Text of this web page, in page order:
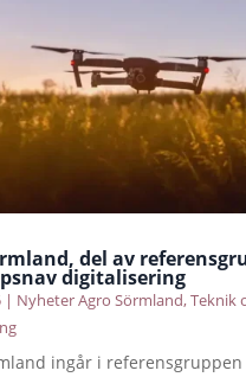
del av
digitalisering
| Nyheter Agro Sörmland,Teknik
ingår i